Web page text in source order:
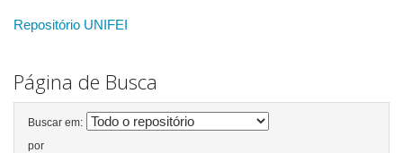
Repositório UNIFEI
Página de Busca
Buscar em:
por